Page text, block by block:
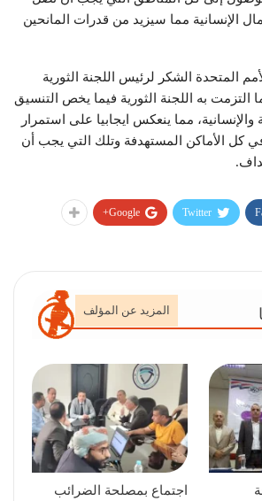
الإنسانية مما سيزيد من قدرات المانحين
المتحدة الشكر لرئيس اللجنة الثورية
التزمت به اللجنة الثورية فيما يخص التنسيق
والإنسانية، مما ينعكس ايجابيا على استمرار
كل الأماكن المستهدفة وتلك التي يجب أن
Twitter
Google+
المزيد عن المؤلف
اجتماع بمصلحة الضرائب